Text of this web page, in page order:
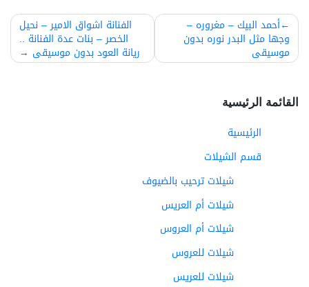
تصفّح
المقالات
أحمد البيك – مغروره –
وجها مثل البدر نوره بدون
موسيقى
الفنانة اشواق الامير – نحيل
الخصر – بنات عدة الفنانة ..
ريانة العود بدون موسيقى
القائمة الرئيسية
الرئيسية
قسم الشيلات
شيلات ترحيب بالضيوف
شيلات أم العريس
شيلات أم العروس
شيلات للعروس
شيلات للعريس